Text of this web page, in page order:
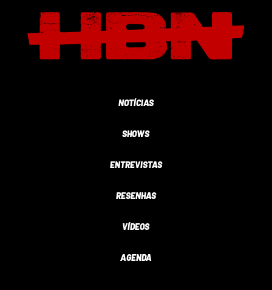
NOTÍCIAS
SHOWS
ENTREVISTAS
RESENHAS
VÍDEOS
AGENDA